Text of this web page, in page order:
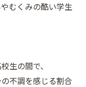
むくみの酷い学生
生の間で、
不調を感じる割合